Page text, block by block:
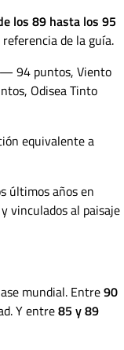
los 89 hasta los 95
de la guía.
94 puntos, Viento
Odisea Tinto
equivalente a
últimos años en
vinculados al paisaje
mundial. Entre90
Y entre85 y 89